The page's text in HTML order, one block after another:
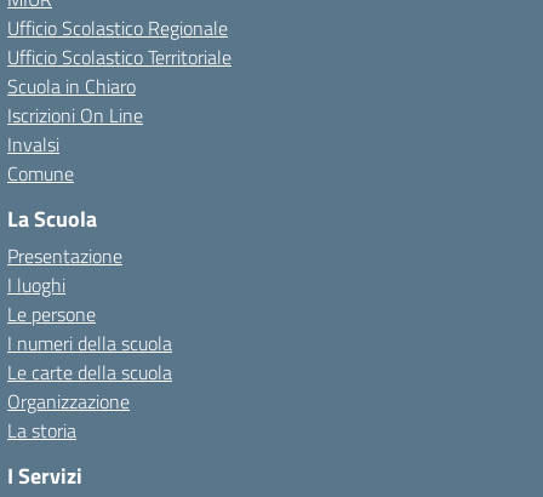
Ufficio Scolastico Regionale
Ufficio Scolastico Territoriale
Scuola in Chiaro
Iscrizioni On Line
Invalsi
Comune
La Scuola
Presentazione
I luoghi
Le persone
I numeri della scuola
Le carte della scuola
Organizzazione
La storia
I Servizi